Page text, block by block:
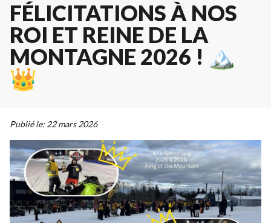
FÉLICITATIONS À NOS
ROI ET REINE DE LA
MONTAGNE 2026 ! 🏔️
👑
Publié le: 22 mars 2026